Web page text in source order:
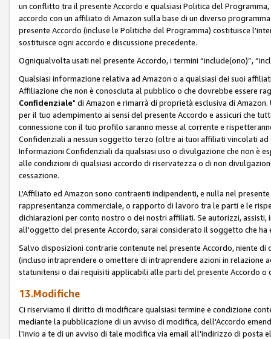
un conflitto tra il presente Accordo e qualsiasi Politica del
accordo con un affiliato di Amazon sulla base di un diverso
presente Accordo (incluse le Politiche del Programma) costituisce
sostituisce ogni accordo e discussione precedente.
Ogniqualvolta usati nel presente Accordo, i termini “include(ono)”,
Qualsiasi informazione relativa ad Amazon o a qualsiasi dei suoi
Affiliazione che non è conosciuta al pubblico o che dovrebbe essere
Confidenziale" di Amazon e rimarrà di proprietà esclusiva di
per il tuo adempimento ai sensi del presente Accordo e assicuri che
connessione con il tuo profilo saranno messe al corrente e
Confidenziali a nessun soggetto terzo (oltre ai tuoi affiliati vincolati
Informazioni Confidenziali da qualsiasi uso o divulgazione che non è
alle condizioni di qualsiasi accordo di riservatezza o di non
cessazione.
L'Affiliato ed Amazon sono contraenti indipendenti, e nulla nel
rappresentanza commerciale, o rapporto di lavoro tra le parti e le
dichiarazioni per conto nostro o dei nostri affiliati. Se autorizzi,
all'oggetto del presente Accordo, sarai considerato il soggetto che
Salvo disposizioni contrarie contenute nel presente Accordo, niente
(incluso intraprendere o omettere di intraprendere azioni in relazione
statunitensi o dai requisiti applicabili alle parti del presente Accordo o
13.Modifiche
Ci riserviamo il diritto di modificare qualsiasi termine e condizione
mediante la pubblicazione di un avviso di modifica, dell'Accordo
l'invio a te di un avviso di tale modifica via email all'indirizzo di